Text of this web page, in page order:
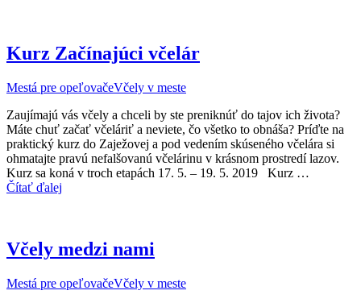
Kurz Začínajúci včelár
Mestá pre opeľovačeVčely v meste
Zaujímajú vás včely a chceli by ste preniknúť do tajov ich života?
Máte chuť začať včeláriť a neviete, čo všetko to obnáša? Príďte na
praktický kurz do Zaježovej a pod vedením skúseného včelára si
ohmatajte pravú nefalšovanú včelárinu v krásnom prostredí lazov.
Kurz sa koná v troch etapách 17. 5. – 19. 5. 2019 Kurz …
Čítať ďalej
Včely medzi nami
Mestá pre opeľovačeVčely v meste